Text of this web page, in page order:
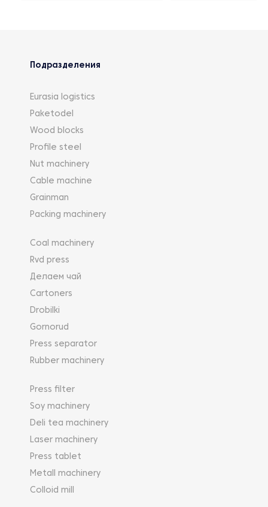
Подразделения
Eurasia logistics
Paketodel
Wood blocks
Profile steel
Nut machinery
Cable machine
Grainman
Packing machinery
Coal machinery
Rvd press
Делаем чай
Cartoners
Drobilki
Gornorud
Press separator
Rubber machinery
Press filter
Soy machinery
Deli tea machinery
Laser machinery
Press tablet
Metall machinery
Colloid mill